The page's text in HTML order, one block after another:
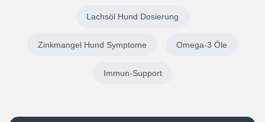
Lachsöl Hund Dosierung
Zinkmangel Hund Symptome Omega-3 Öle
Immun-Support